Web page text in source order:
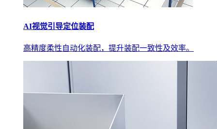
AI视觉引导定位装配
高精度柔性自动化装配，提升装配一致性及效率。